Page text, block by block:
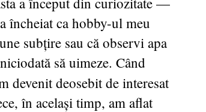
încheiat ca hobby-ul meu
subțire sau că observi apa
să uimeze. Când
devenit deosebit de interesat
în același timp, am aflat